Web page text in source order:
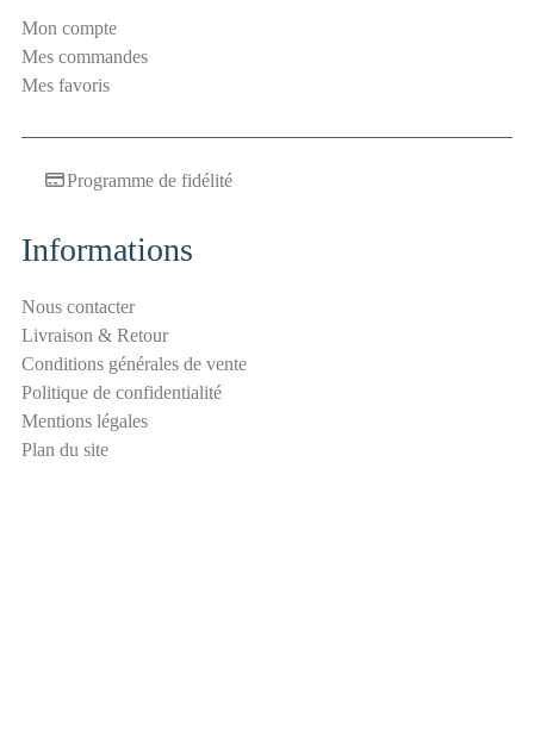
l
S
é
t
é
a
n
t
i
-
s
Mon compte
Mes commandes
Mes favoris
Programme de fidélité
Informations
Nous contacter
Livraison & Retour
Conditions générales de vente
Politique de confidentialité
Mentions légales
Plan du site